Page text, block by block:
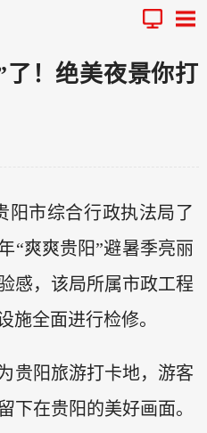
！绝美夜景你打
阳市综合行政执法局了
“爽爽贵阳”避暑季亮丽
感，该局所属市政工程
施全面进行检修。
贵阳旅游打卡地，游客
下在贵阳的美好画面。